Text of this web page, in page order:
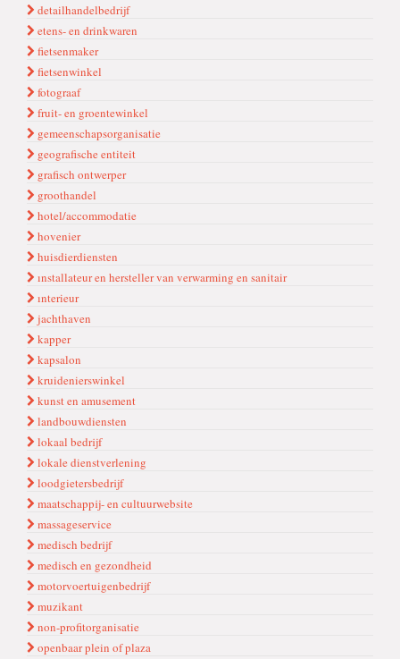
detailhandelbedrijf
etens- en drinkwaren
fietsenmaker
fietsenwinkel
fotograaf
fruit- en groentewinkel
gemeenschapsorganisatie
geografische entiteit
grafisch ontwerper
groothandel
hotel/accommodatie
hovenier
huisdierdiensten
ınstallateur en hersteller van verwarming en sanitair
ınterieur
jachthaven
kapper
kapsalon
kruidenierswinkel
kunst en amusement
landbouwdiensten
lokaal bedrijf
lokale dienstverlening
loodgietersbedrijf
maatschappij- en cultuurwebsite
massageservice
medisch bedrijf
medisch en gezondheid
motorvoertuigenbedrijf
muzikant
non-profitorganisatie
openbaar plein of plaza